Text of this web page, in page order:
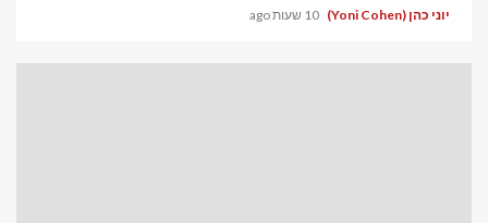
יוני כהן (Yoni Cohen) 10 שעות ago